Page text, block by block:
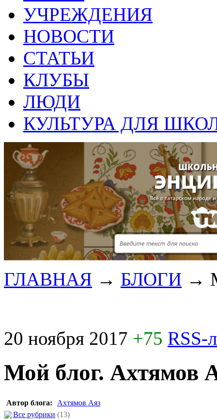
УЧРЕЖДЕНИЯ
НОВОСТИ
СТАТЬИ
КЛУБЫ
ЛЮДИ
КУЛЬТУРА ДЛЯ
ГЛАВНАЯ → БЛОГИ →
20 ноября 2017 +75 RSS-
Мой блог. Ахтямов
Автор блога:
Ахтямов Аяз
Все рубрики (13)